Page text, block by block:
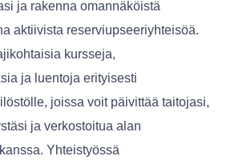
ja rakenna omannäköistä
aktiivista reserviupseeriyhteisöä.
kursseja,
ja luentoja erityisesti
joissa voit päivittää taitojasi,
ja verkostoitua alan
Yhteistyössä